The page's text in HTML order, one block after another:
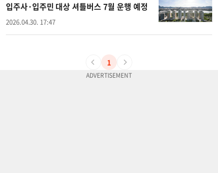
입주사·입주민 대상 셔틀버스 7월 운행 예정
2026.04.30. 17:47
1